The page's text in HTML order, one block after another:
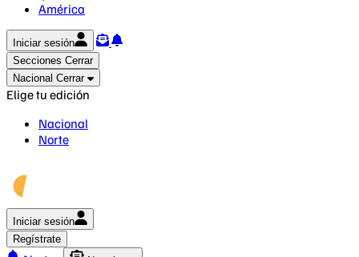
América
Iniciar sesión
Secciones Cerrar
Nacional Cerrar
Elige tu edición
Nacional
Norte
Iniciar sesión
Regístrate